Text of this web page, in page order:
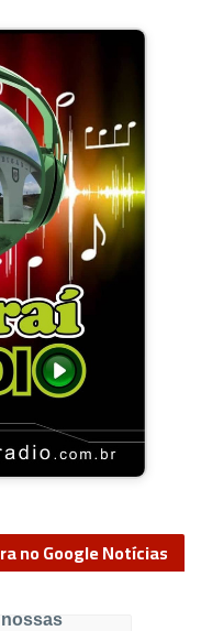
no Google Notícias